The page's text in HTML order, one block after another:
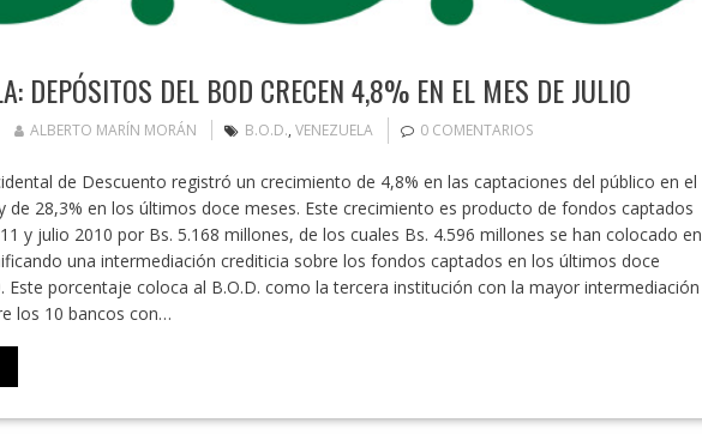
DEPÓSITOS DEL BOD CRECEN 4,8% EN EL MES DE JULIO
ALBERTO MARÍN MORÁN B.O.D., VENEZUELA 0 COMENTARIOS
de Descuento registró un crecimiento de 4,8% en las captaciones del público en el
de 28,3% en los últimos doce meses. Este crecimiento es producto de fondos captados
y julio 2010 por Bs. 5.168 millones, de los cuales Bs. 4.596 millones se han colocado en
una intermediación crediticia sobre los fondos captados en los últimos doce
Este porcentaje coloca al B.O.D. como la tercera institución con la mayor intermediación
los 10 bancos con…